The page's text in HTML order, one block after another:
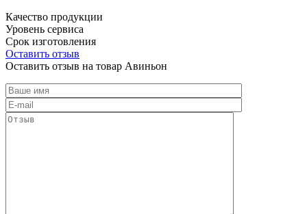
Качество продукции
Уровень сервиса
Срок изготовления
Оставить отзыв
Оставить отзыв на товар Авиньон